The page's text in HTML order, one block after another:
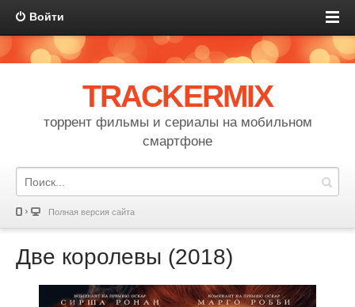
Войти
TRACKERMIX
торрент фильмы и сериалы на мобильном
смартфоне
Полная версия сайта
Две королевы (2018)